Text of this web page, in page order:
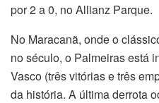
por 2 a 0, no Allianz Parque.
No Maracanã, onde o
no século, o Palmeiras está
Vasco (três vitórias e três
da história. A última derrota